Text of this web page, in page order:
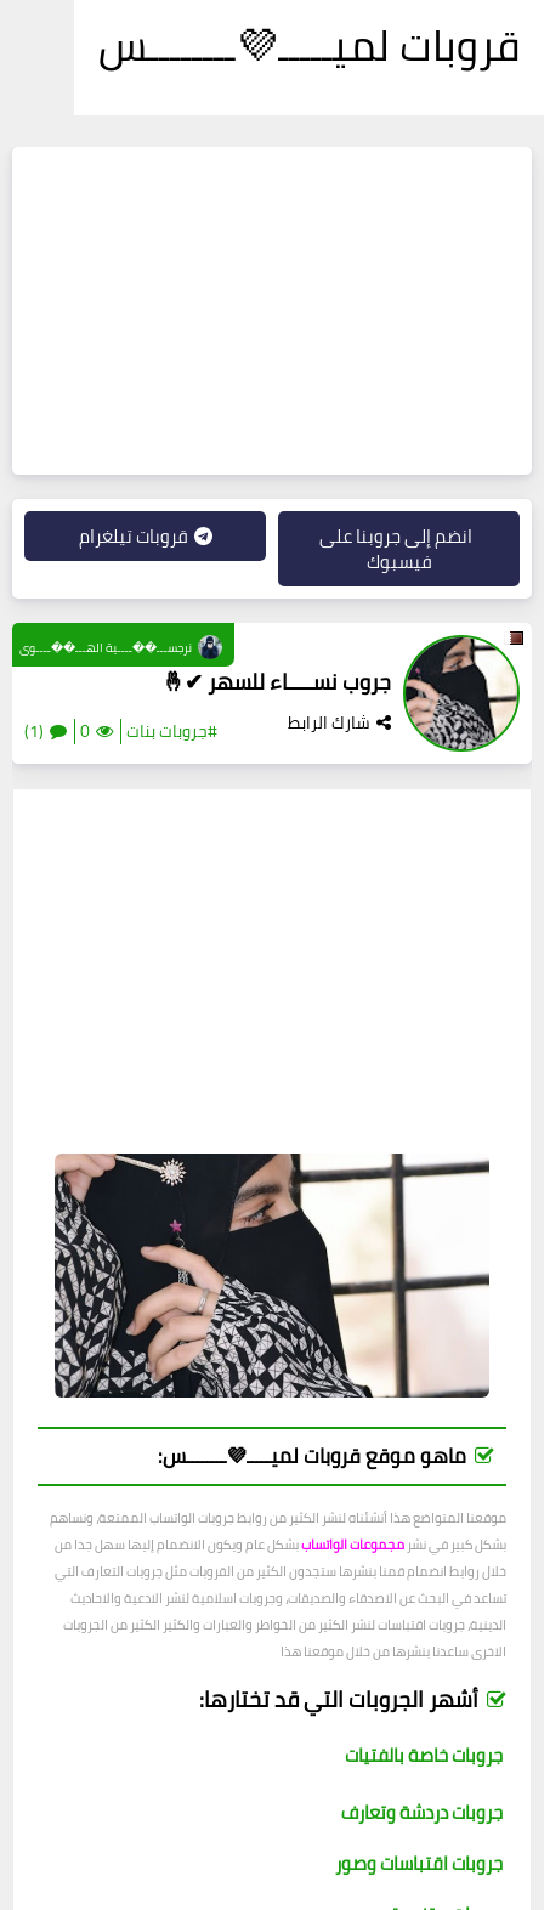
قروبات لميـــــ💜ــــــــس
انضم إلى جروبنا على
فيسبوك
قروبات تيلغرام
جروب نســــاء للسهر ✔🤞
شارك الرابط #جروبات بنات 0
(1)
نرجســـ��ــــية الهـــ��ــــوى
ماهو موقع قروبات لميـــــ💜ــــــــس:
موقعنا المتواضع هذا أنشئناه لنشر الكثير من روابط جروبات الواتساب الممتعة، ونساهم
بشكل كبير في نشر مجموعات الواتساببشكل عام ويكون الانضمام إليها سهل جدا من
خلال روابط انضمام قمنا بنشرها ستجدون الكثير من القروبات مثل جروبات التعارف التي
تساعد في البحث عن الاصدقاء والصديقات، وجروبات اسلامية لنشر الادعية والاحاديث
الدينية، جروبات اقتباسات لنشر الكثير من الخواطر والعبارات والكثير الكثير من الجروبات
الاخرى ساعدنا بنشرها من خلال موقعنا هذا
أشهر الجروبات التي قد تختارها:
جروبات خاصة بالفتيات
جروبات دردشة وتعارف
جروبات اقتباسات وصور